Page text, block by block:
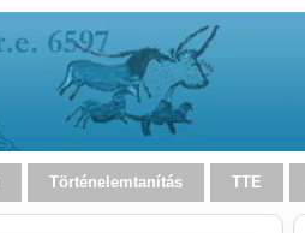
Történelemtanítás TTE